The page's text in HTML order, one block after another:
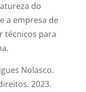
do
a empresa de
técnicos para
Nolasco.
2023.